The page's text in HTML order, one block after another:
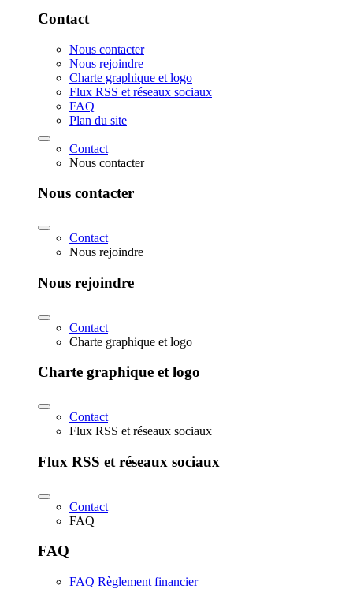
Contact
Nous contacter
Nous rejoindre
Charte graphique et logo
Flux RSS et réseaux sociaux
FAQ
Plan du site
Contact
Nous contacter
Nous contacter
Contact
Nous rejoindre
Nous rejoindre
Contact
Charte graphique et logo
Charte graphique et logo
Contact
Flux RSS et réseaux sociaux
Flux RSS et réseaux sociaux
Contact
FAQ
FAQ
FAQ Règlement financier